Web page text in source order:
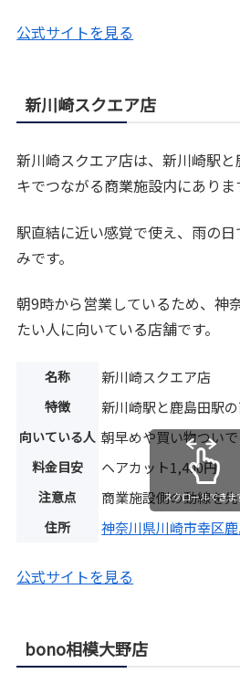
公式サイトを見る
新川崎スクエア店
新川崎スクエア店は、新川崎駅
キでつながる商業施設内にありま
駅直結に近い感覚で使え、雨の
みです。
朝9時から営業しているため、神
たい人に向いている店舗です。
名称 新川崎スクエア店
特徴 新川崎駅と鹿島田駅
向いている人 朝早めや買い物つい
料金目安 ヘアカット1,400円
注意点 商業施設側の動線を
住所 神奈川県川崎市幸区
スクロールできま
公式サイトを見る
bono相模大野店